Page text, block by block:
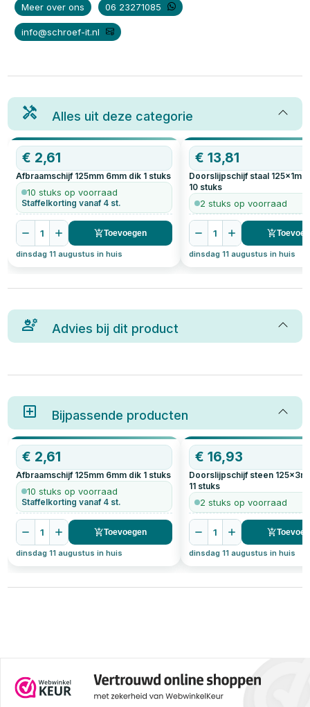
Meer over ons 06 23271085
info@schroef-it.nl
Alles uit deze categorie
€ 2,61
Afbraamschijf 125mm 6mm dik 1 stuks
10 stuks op voorraad
Staffelkorting vanaf 4 st.
1 Toevoegen
dinsdag 11 augustus in huis
€13,81
Doorslijpschijf staal
10 stuks
2 stuks op voorraad
1
dinsdag 11 augustus in huis
Advies bij dit product
Bijpassende producten
€ 2,61
Afbraamschijf 125mm 6mm dik 1 stuks
10 stuks op voorraad
Staffelkorting vanaf 4 st.
1 Toevoegen
dinsdag 11 augustus in huis
€16,93
Doorslijpschijf steen
11 stuks
2 stuks op voorraad
1
dinsdag 11 augustus in huis